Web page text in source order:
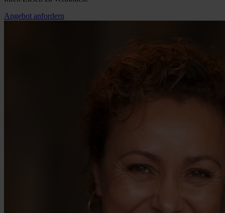
Angebot anfordern